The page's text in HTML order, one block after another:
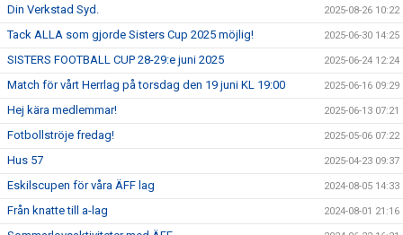
Din Verkstad Syd. 2025-08-26 10:22
Tack ALLA som gjorde Sisters Cup 2025 möjlig! 2025-06-30 14:25
SISTERS FOOTBALL CUP 28-29:e juni 2025 2025-06-24 12:24
Match för vårt Herrlag på torsdag den 19 juni KL 19:00 2025-06-16 09:29
Hej kära medlemmar! 2025-06-13 07:21
Fotbollströje fredag! 2025-05-06 07:22
Hus 57 2025-04-23 09:37
Eskilscupen för våra ÄFF lag 2024-08-05 14:33
Från knatte till a-lag 2024-08-01 21:16